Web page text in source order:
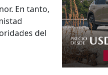
En tanto,
del